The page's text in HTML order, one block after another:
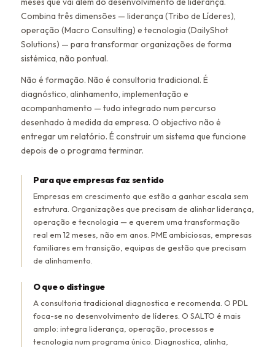
Combina três dimensões — liderança (Tribo de Líderes),
operação (Macro Consulting) e tecnologia (DailyShot
Solutions) — para transformar organizações de forma
sistémica, não pontual.
Não é formação. Não é consultoria tradicional. É
diagnóstico, alinhamento, implementação e
acompanhamento — tudo integrado num percurso
desenhado à medida da empresa. O objectivo não é
entregar um relatório. É construir um sistema que funcione
depois de o programa terminar.
Para que empresas faz sentido
Empresas em crescimento que estão a ganhar escala sem
estrutura. Organizações que precisam de alinhar liderança,
operação e tecnologia — e querem uma transformação
real em 12 meses, não em anos. PME ambiciosas, empresas
familiares em transição, equipas de gestão que precisam
de alinhamento.
O que o distingue
A consultoria tradicional diagnostica e recomenda. O PDL
foca-se no desenvolvimento de líderes. O SALTO é mais
amplo: integra liderança, operação, processos e
tecnologia num programa único. Diagnostica, alinha,